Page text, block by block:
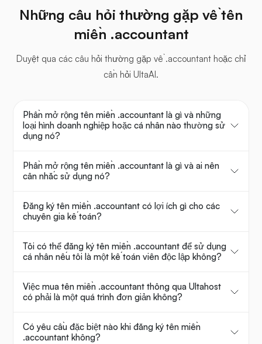
Những câu hỏi thường gặp về tên
miền .accountant
Duyệt qua các câu hỏi thường gặp về .accountant hoặc chỉ
cần hỏi UltaAI.
Phần mở rộng tên miền .accountant là gì và những
loại hình doanh nghiệp hoặc cá nhân nào thường sử
dụng nó?
Phần mở rộng tên miền .accountant là gì và ai nên
cân nhắc sử dụng nó?
Đăng ký tên miền .accountant có lợi ích gì cho các
chuyên gia kế toán?
Tôi có thể đăng ký tên miền .accountant để sử dụng
cá nhân nếu tôi là một kế toán viên độc lập không?
Việc mua tên miền .accountant thông qua Ultahost
có phải là một quá trình đơn giản không?
Có yêu cầu đặc biệt nào khi đăng ký tên miền
.accountant không?